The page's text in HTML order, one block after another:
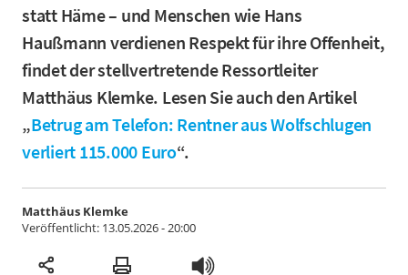
statt Häme – und Menschen wie Hans
Haußmann verdienen Respekt für ihre Offenheit,
findet der stellvertretende Ressortleiter
Matthäus Klemke. Lesen Sie auch den Artikel
„Betrug am Telefon: Rentner aus Wolfschlugen
verliert 115.000 Euro“.
Matthäus Klemke
Veröffentlicht: 13.05.2026 - 20:00